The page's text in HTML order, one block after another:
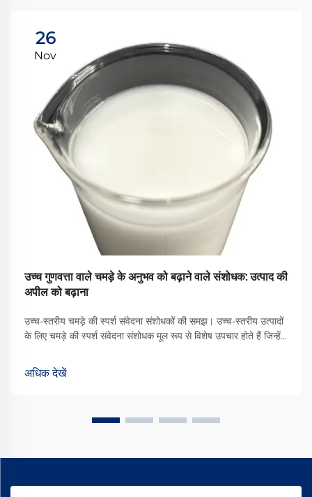
26
Nov
उच्च गुणवत्ता वाले चमड़े के अनुभव को बढ़ाने वाले संशोधक: उत्पाद की
अपील को बढ़ाना
उच्च-स्तरीय चमड़े की स्पर्श संवेदना संशोधकों की समझ। उच्च-स्तरीय उत्पादों
के लिए चमड़े की स्पर्श संवेदना संशोधक मूल रूप से विशेष उपचार होते हैं जिन्हें
बेहतर लगें। ये उपचार गुणवत्ता के अनुभव को वास्तव में बढ़ा देते हैं...
अधिक देखें